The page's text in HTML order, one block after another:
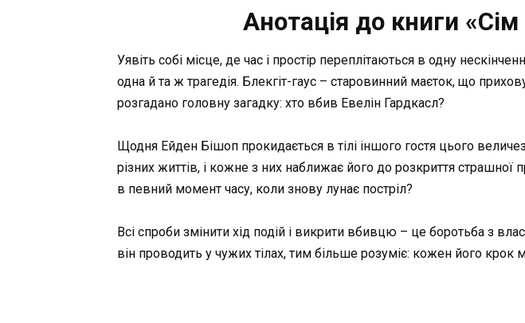
Анотація до книги
Уявіть собі місце, де час і простір переплітаються в одну
одна й та ж трагедія. Блекгіт-гаус – старовинний маєток, що
розгадано головну загадку: хто вбив Евелін Гардкасл?
Щодня Ейден Бішоп прокидається в тілі іншого гостя цього
різних життів, і кожне з них наближає його до розкриття страшної
в певний момент часу, коли знову лунає постріл?
Всі спроби змінити хід подій і викрити вбивцю – це боротьба з
він проводить у чужих тілах, тим більше розуміє: кожен його